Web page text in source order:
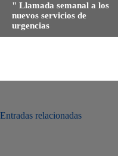
a
" Llamada semanal a los
nuevos servicios de
urgencias
Entradas relacionadas